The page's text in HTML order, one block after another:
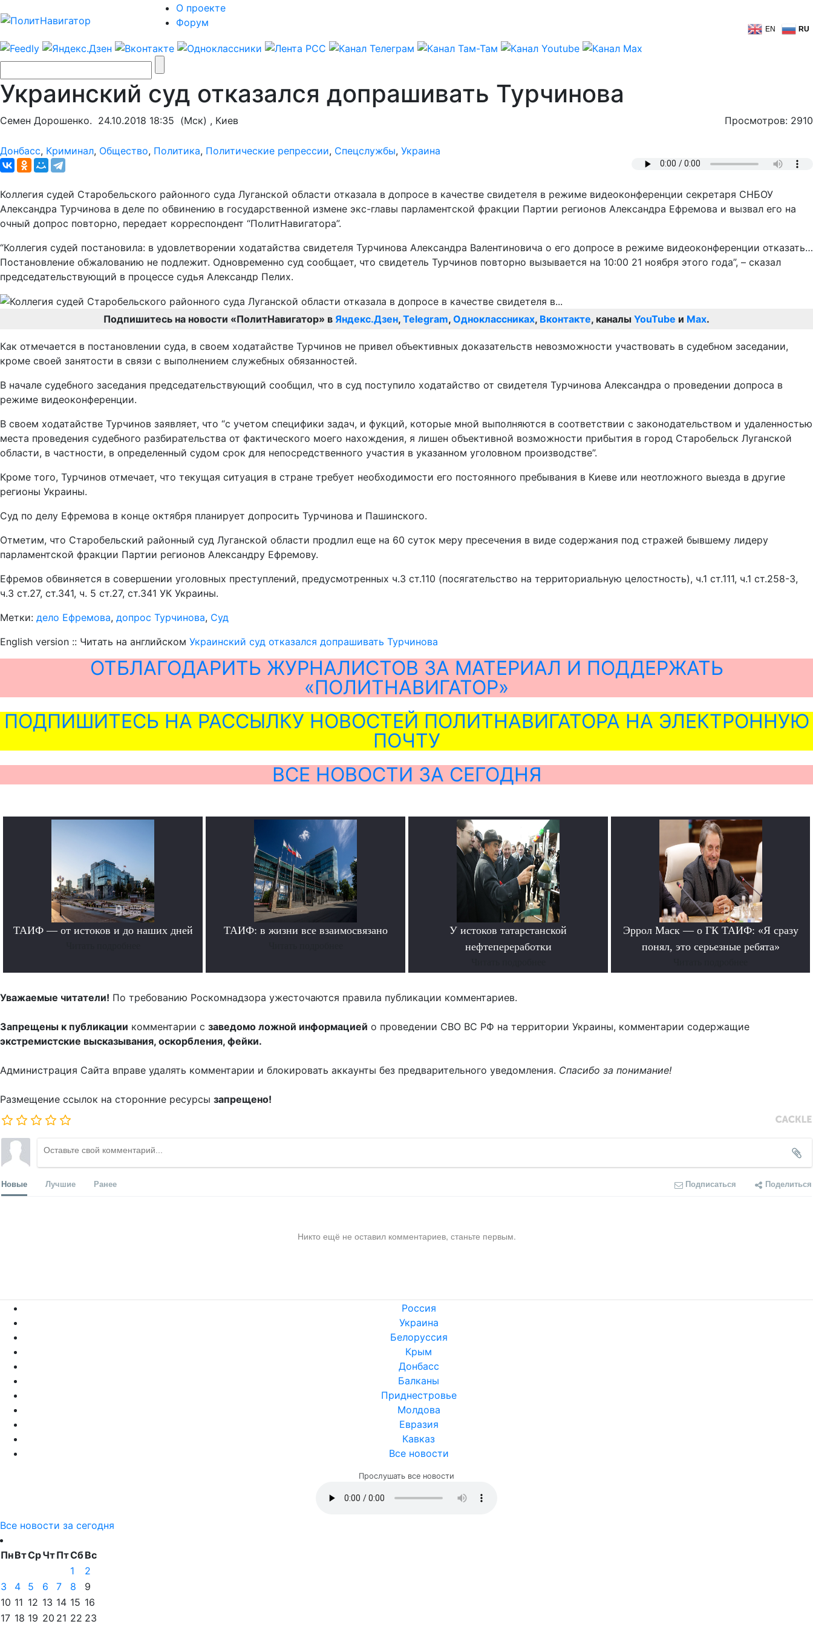
О проекте
Форум
EN RU
Украинский суд отказался допрашивать Турчинова
Семен Дорошенко. 24.10.2018 18:35 (Мск) , Киев Просмотров: 2910
Донбасс, Криминал, Общество, Политика, Политические репрессии, Спецслужбы, Украина
Коллегия судей Старобельского районного суда Луганской области отказала в допросе в качестве свидетеля в режиме видеоконференции секретаря СНБОУ
Александра Турчинова в деле по обвинению в государственной измене экс-главы парламентской фракции Партии регионов Александра Ефремова и вызвал его на
очный допрос повторно, передает корреспондент “ПолитНавигатора”.
“Коллегия судей постановила: в удовлетворении ходатайства свидетеля Турчинова Александра Валентиновича о его допросе в режиме видеоконференции отказать…
Постановление обжалованию не подлежит. Одновременно суд сообщает, что свидетель Турчинов повторно вызывается на 10:00 21 ноября этого года”, – сказал
председательствующий в процессе судья Александр Пелих.
Подпишитесь на новости «ПолитНавигатор» в Яндекс.Дзен, Telegram, Одноклассниках, Вконтакте, каналы YouTube и Max.
Как отмечается в постановлении суда, в своем ходатайстве Турчинов не привел объективных доказательств невозможности участвовать в судебном заседании,
кроме своей занятости в связи с выполнением служебных обязанностей.
В начале судебного заседания председательствующий сообщил, что в суд поступило ходатайство от свидетеля Турчинова Александра о проведении допроса в
режиме видеоконференции.
В своем ходатайстве Турчинов заявляет, что “с учетом специфики задач, и фукций, которые мной выполняются в соответствии с законодательством и удаленностью
места проведения судебного разбирательства от фактического моего нахождения, я лишен объективной возможности прибытия в город Старобельск Луганской
области, в частности, в определенный судом срок для непосредственного участия в указанном уголовном производстве”.
Кроме того, Турчинов отмечает, что текущая ситуация в стране требует необходимости его постоянного пребывания в Киеве или неотложного выезда в другие
регионы Украины.
Суд по делу Ефремова в конце октября планирует допросить Турчинова и Пашинского.
Отметим, что Старобельский районный суд Луганской области продлил еще на 60 суток меру пресечения в виде содержания под стражей бывшему лидеру
парламентской фракции Партии регионов Александру Ефремову.
Ефремов обвиняется в совершении уголовных преступлений, предусмотренных ч.3 ст.110 (посягательство на территориальную целостность), ч.1 ст.111, ч.1 ст.258-3,
ч.3 ст.27, ст.341, ч. 5 ст.27, ст.341 УК Украины.
Метки: дело Ефремова, допрос Турчинова, Суд
English version :: Читать на английском Украинский суд отказался допрашивать Турчинова
ОТБЛАГОДАРИТЬ ЖУРНАЛИСТОВ ЗА МАТЕРИАЛ И ПОДДЕРЖАТЬ
«ПОЛИТНАВИГАТОР»
ПОДПИШИТЕСЬ НА РАССЫЛКУ НОВОСТЕЙ ПОЛИТНАВИГАТОРА НА ЭЛЕКТРОННУЮ
ПОЧТУ
ВСЕ НОВОСТИ ЗА СЕГОДНЯ
ТАИФ — от истоков и до наших дней ТАИФ: в жизни все взаимосвязано
У истоков татарстанской
нефтепереработки
Эррол Маск — о ГК ТАИФ: «Я сразу
понял, это серьезные ребята»
Уважаемые читатели! По требованию Роскомнадзора ужесточаются правила публикации комментариев.
Запрещены к публикации комментарии с заведомо ложной информацией о проведении СВО ВС РФ на территории Украины, комментарии содержащие
экстремистские высказывания, оскорбления, фейки.
Администрация Сайта вправе удалять комментарии и блокировать аккаунты без предварительного уведомления. Спасибо за понимание!
Размещение ссылок на сторонние ресурсы запрещено!
Новые Лучшие Ранее Подписаться Поделиться
Никто ещё не оставил комментариев, станьте первым.
Россия
Украина
Белоруссия
Крым
Донбасс
Балканы
Приднестровье
Молдова
Евразия
Кавказ
Все новости
Прослушать все новости
Все новости за сегодня
ПнВтСрЧтПтСбВс
1
2
3
4 5 6 7 8
9
10 11 12 13 14 15 16
17 18 19 20 21 22 23